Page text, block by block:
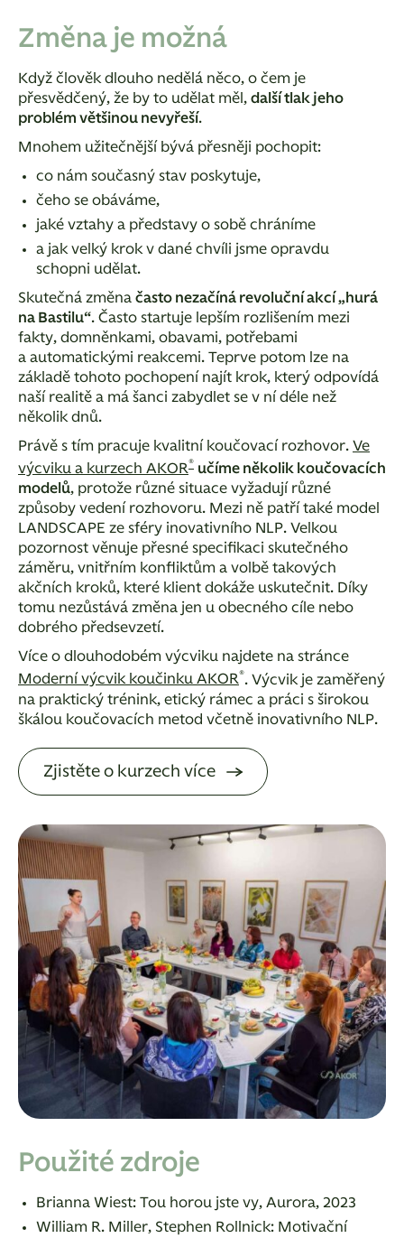
Změna je možná
Když člověk dlouho nedělá něco, o čem je
přesvědčený, že by to udělat měl, další tlak jeho
problém většinou nevyřeší.
Mnohem užitečnější bývá přesněji pochopit:
co nám současný stav poskytuje,
čeho se obáváme,
jaké vztahy a představy o sobě chráníme
a jak velký krok v dané chvíli jsme opravdu
schopni udělat.
Skutečná změna často nezačíná revoluční akcí „hurá
na Bastilu“. Často startuje lepším rozlišením mezi
fakty, domněnkami, obavami, potřebami
a automatickými reakcemi. Teprve potom lze na
základě tohoto pochopení najít krok, který odpovídá
naší realitě a má šanci zabydlet se v ní déle než
několik dnů.
Právě s tím pracuje kvalitní koučovací rozhovor. Ve
výcviku a kurzech AKOR® učíme několik koučovacích
modelů, protože různé situace vyžadují různé
způsoby vedení rozhovoru. Mezi ně patří také model
LANDSCAPE ze sféry inovativního NLP. Velkou
pozornost věnuje přesné specifikaci skutečného
záměru, vnitřním konfliktům a volbě takových
akčních kroků, které klient dokáže uskutečnit. Díky
tomu nezůstává změna jen u obecného cíle nebo
dobrého předsevzetí.
Více o dlouhodobém výcviku najdete na stránce
Moderní výcvik koučinku AKOR®. Výcvik je zaměřený
na praktický trénink, etický rámec a práci s širokou
škálou koučovacích metod včetně inovativního NLP.
Zjistěte o kurzech více
Použité zdroje
Brianna Wiest: Tou horou jste vy, Aurora, 2023
William R. Miller, Stephen Rollnick: Motivační